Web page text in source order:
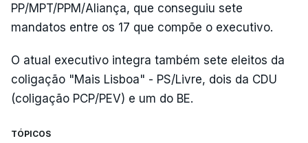
PP/MPT/PPM/Aliança, que conseguiu sete
mandatos entre os 17 que compõe o executivo.
O atual executivo integra também sete eleitos da
coligação "Mais Lisboa" - PS/Livre, dois da CDU
(coligação PCP/PEV) e um do BE.
TÓPICOS